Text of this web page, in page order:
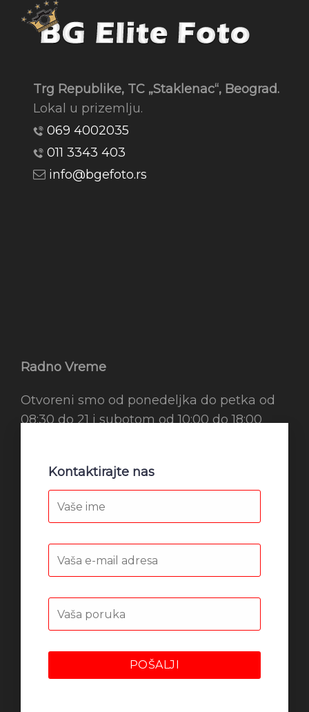
Trg Republike, TC „Staklenac“, Beograd.
Lokal u prizemlju.
069 4002035
011 3343 403
info@bgefoto.rs
Radno Vreme
Otvoreni smo od ponedeljka do petka od
08:30 do 21 i subotom od 10:00 do 18:00
Kontaktirajte nas